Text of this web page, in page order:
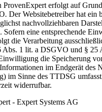
ProvenExpert erfolgt auf
Der Websitebetreiber hat ein
nachvollziehbaren
Sofern eine entsprechende
die Verarbeitung
1 lit. a DSGVO und § 25
die Speicherung
im Endgerät des
im Sinne des TTDSG
widerrufbar.
- Expert Systems AG